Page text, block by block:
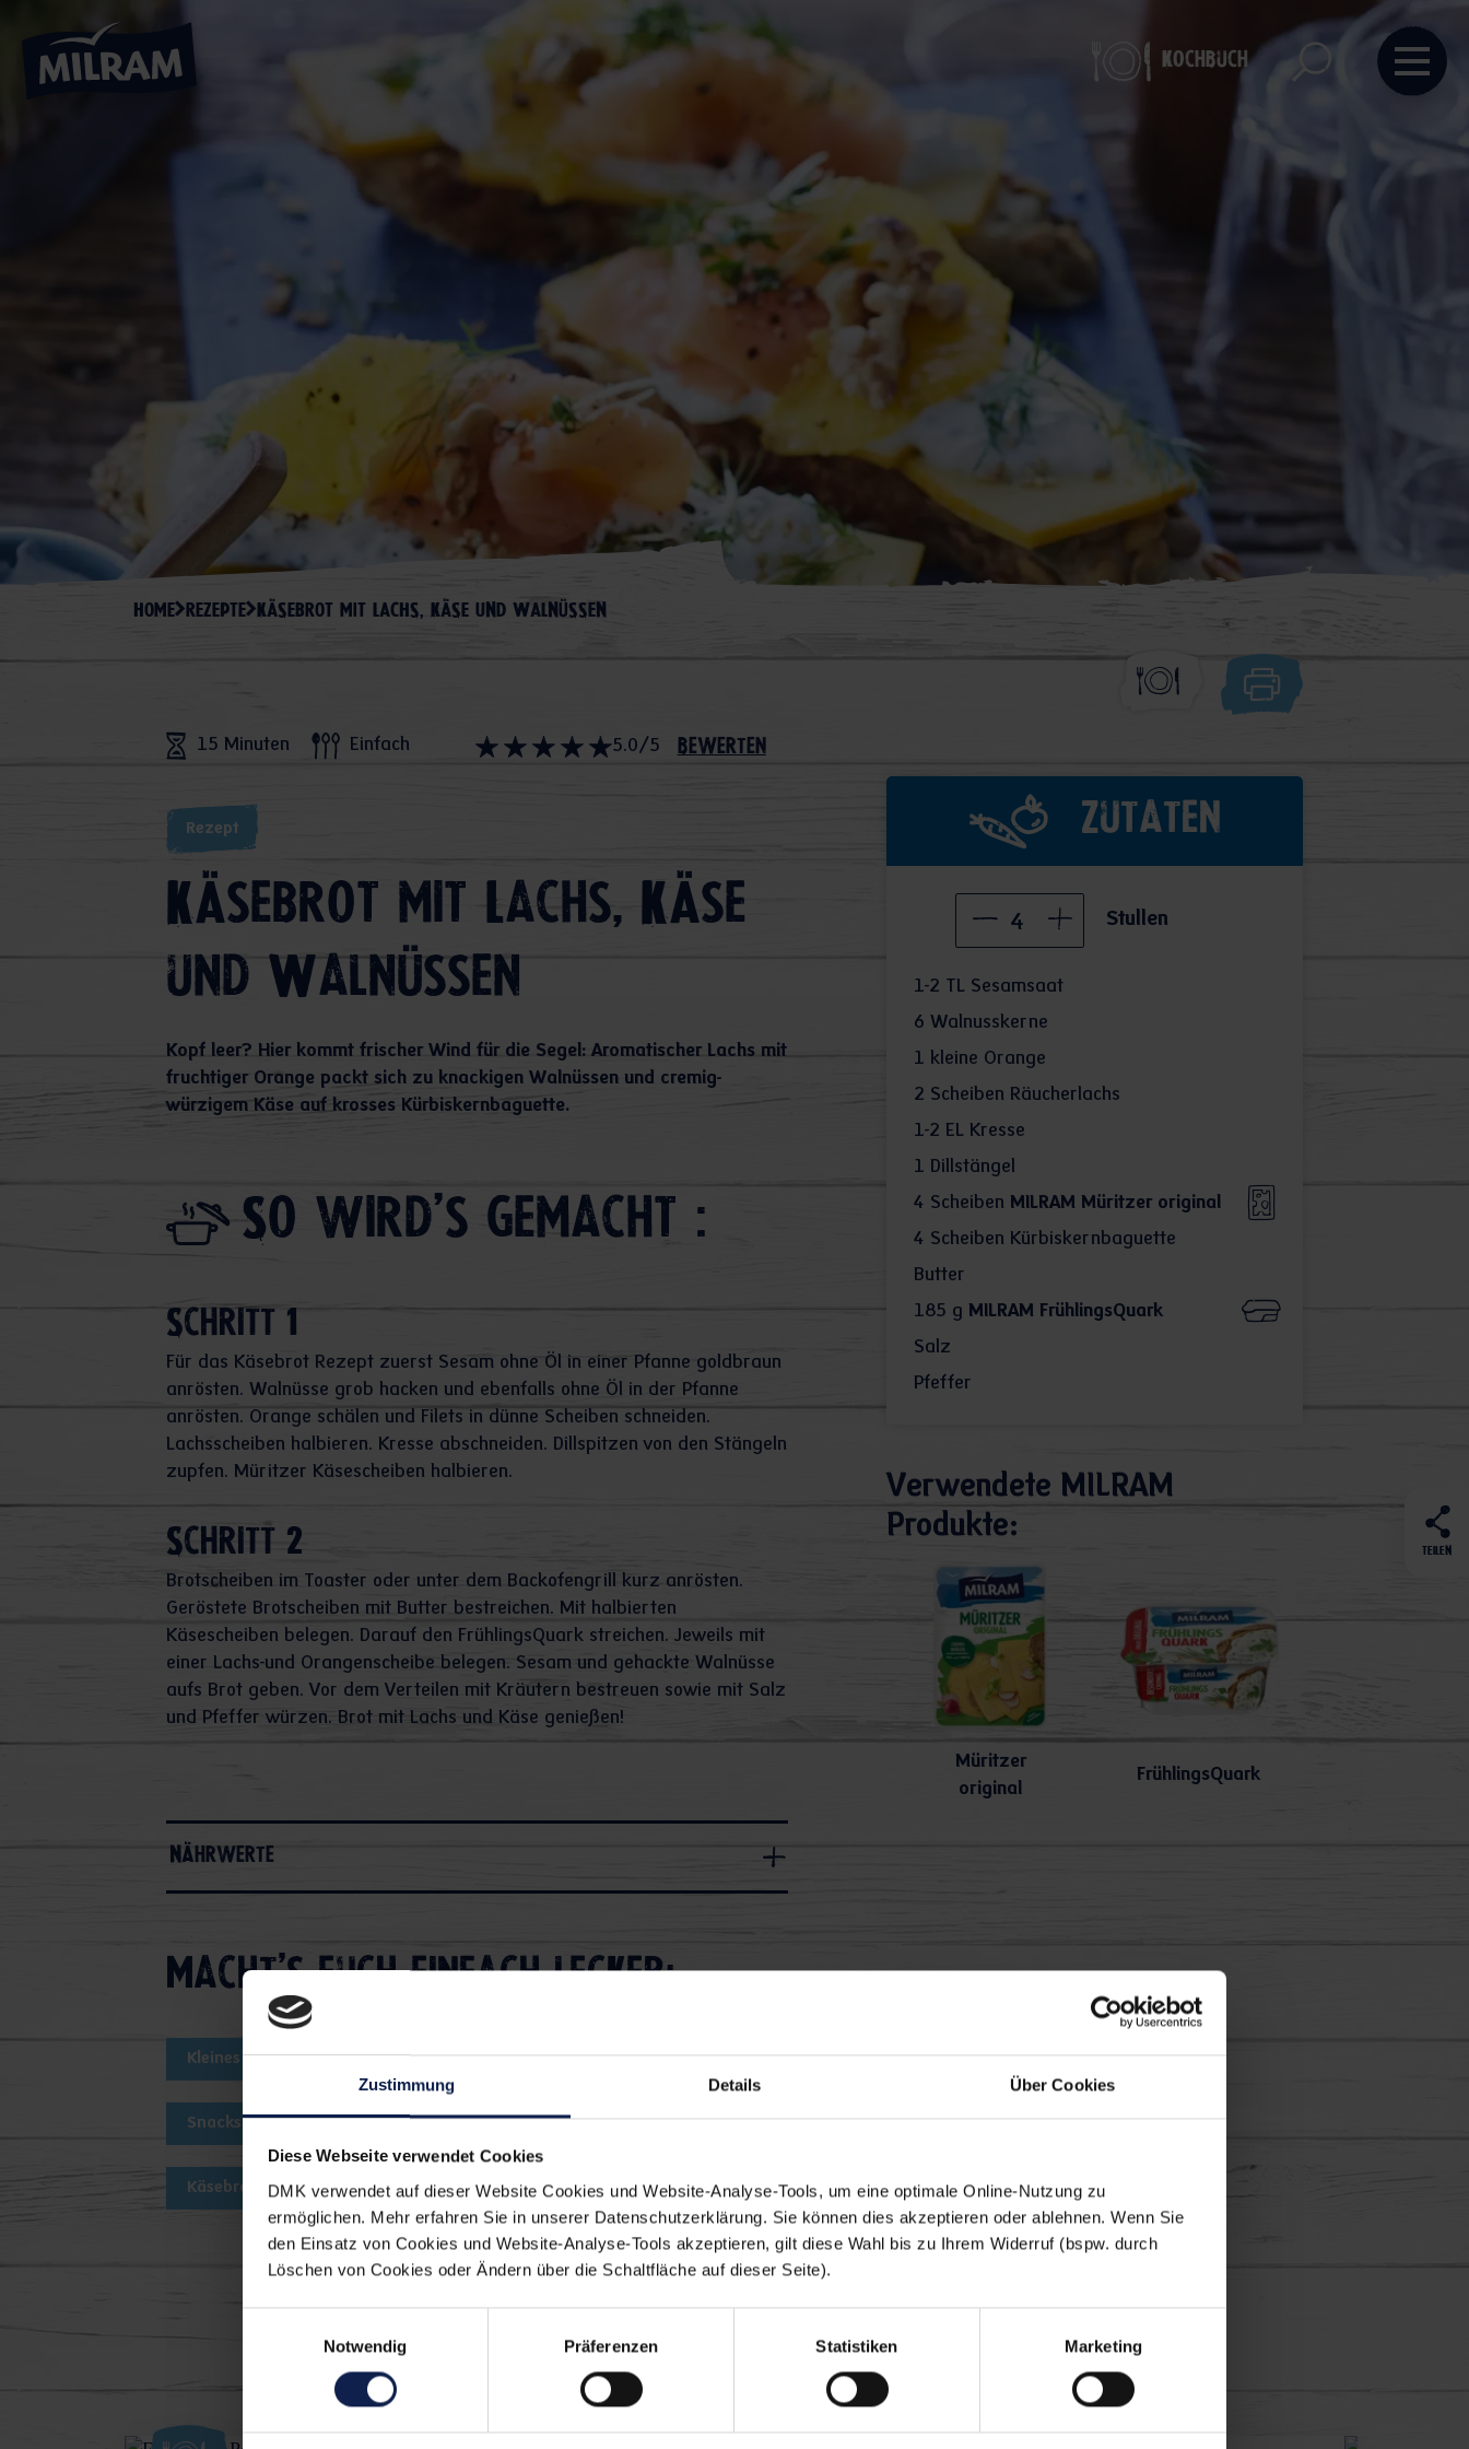
Zustimmung Details Über Cookies
Diese Webseite verwendet Cookies
DMK verwendet auf dieser Website Cookies und Website-Analyse-Tools, um eine optimale Online-Nutzung zu
ermöglichen. Mehr erfahren Sie in unserer Datenschutzerklärung. Sie können dies akzeptieren oder ablehnen. Wenn Sie
den Einsatz von Cookies und Website-Analyse-Tools akzeptieren, gilt diese Wahl bis zu Ihrem Widerruf (bspw. durch
Löschen von Cookies oder Ändern über die Schaltfläche auf dieser Seite).
Notwendig
Präferenzen Statistiken Marketing
Kochbuch
TEILEN
HOME REZEPTE KÄSEBROT MIT LACHS, KÄSE UND WALNÜSSEN
15 Minuten Einfach 5.0/5 bewerten
Rezept
Käsebrot mit Lachs, Käse
und Walnüssen
Kopf leer? Hier kommt frischer Wind für die Segel: Aromatischer Lachs mit
fruchtiger Orange packt sich zu knackigen Walnüssen und cremig-
würzigem Käse auf krosses Kürbiskernbaguette.
So wird's gemacht :
Schritt 1
Für das Käsebrot Rezept zuerst Sesam ohne Öl in einer Pfanne goldbraun
anrösten. Walnüsse grob hacken und ebenfalls ohne Öl in der Pfanne
anrösten. Orange schälen und Filets in dünne Scheiben schneiden.
Lachsscheiben halbieren. Kresse abschneiden. Dillspitzen von den Stängeln
zupfen. Müritzer Käsescheiben halbieren.
Schritt 2
Brotscheiben im Toaster oder unter dem Backofengrill kurz anrösten.
Geröstete Brotscheiben mit Butter bestreichen. Mit halbierten
Käsescheiben belegen. Darauf den FrühlingsQuark streichen. Jeweils mit
einer Lachs-und Orangenscheibe belegen. Sesam und gehackte Walnüsse
aufs Brot geben. Vor dem Verteilen mit Kräutern bestreuen sowie mit Salz
und Pfeffer würzen. Brot mit Lachs und Käse genießen!
Nährwerte
Macht's euch einfach lecker:
Kleines Gericht Frühstück Snacks Einweihungsfeiern
Snacks Picknick Snacks Geburtstag Fisch grillen
Käsebrot Kräuterquark Fisch
Zutaten
Stullen
1-2 TL Sesamsaat
6 Walnusskerne
1 kleine Orange
2 Scheiben Räucherlachs
1-2 EL Kresse
1 Dillstängel
4 Scheiben MILRAM Müritzer original
4 Scheiben Kürbiskernbaguette
Butter
185 g MILRAM FrühlingsQuark
Salz
Pfeffer
Verwendete MILRAM
Produkte:
Müritzer
original
FrühlingsQuark
Die können sich auch schmecken lassen